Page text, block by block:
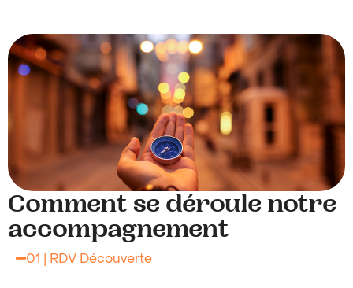
Comment se déroule notre
accompagnement
01 | RDV Découverte